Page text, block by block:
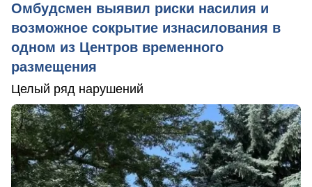
Омбудсмен выявил риски насилия и
возможное сокрытие изнасилования в
одном из Центров временного
размещения
Целый ряд нарушений